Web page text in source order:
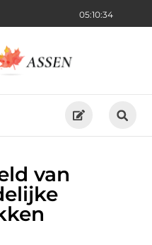
05:10:36
van